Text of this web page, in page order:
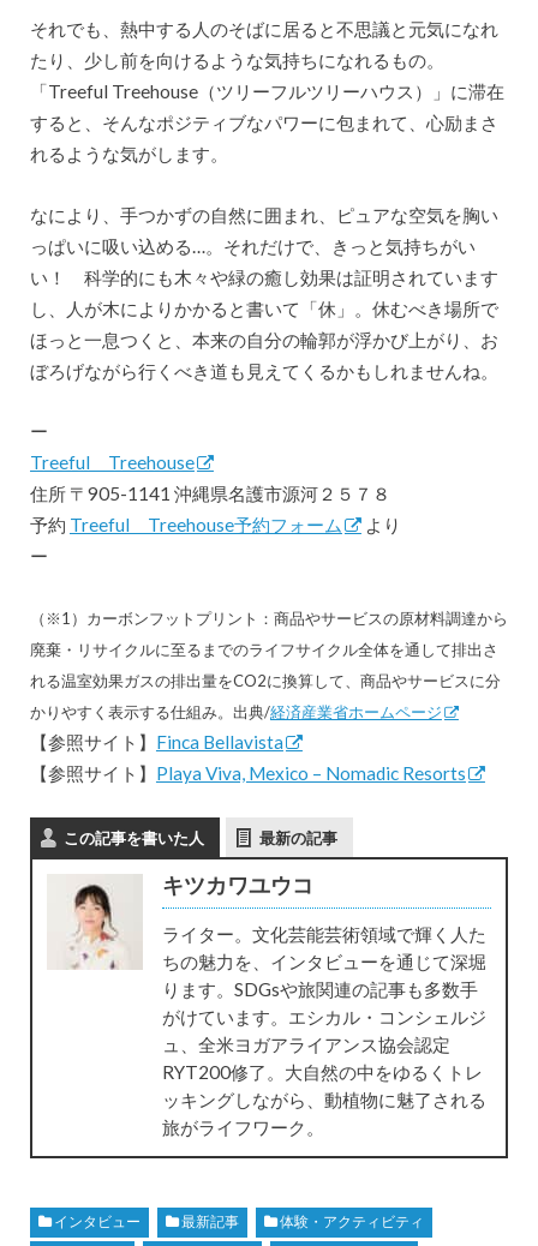
それでも、熱中する人のそばに居ると不思議と元気になれ
たり、少し前を向けるような気持ちになれるもの。
「Treeful Treehouse（ツリーフルツリーハウス）」に滞在
すると、そんなポジティブなパワーに包まれて、心励まさ
れるような気がします。
なにより、手つかずの自然に囲まれ、ピュアな空気を胸い
っぱいに吸い込める…。それだけで、きっと気持ちがい
い！ 科学的にも木々や緑の癒し効果は証明されています
し、人が木によりかかると書いて「休」。休むべき場所で
ほっと一息つくと、本来の自分の輪郭が浮かび上がり、お
ぼろげながら行くべき道も見えてくるかもしれませんね。
ー
Treeful Treehouse
住所 〒905-1141 沖縄県名護市源河２５７８
予約 Treeful Treehouse予約フォーム
より
ー
（※1）カーボンフットプリント：商品やサービスの原材料調達から
廃棄・リサイクルに至るまでのライフサイクル全体を通して排出さ
れる温室効果ガスの排出量をCO2に換算して、商品やサービスに分
かりやすく表示する仕組み。出典/経済産業省ホームページ
【参照サイト】 Finca Bellavista
【参照サイト】 Playa Viva, Mexico – Nomadic Resorts
この記事を書いた人 最新の記事
キツカワユウコ
ライター。文化芸能芸術領域で輝く人た
ちの魅力を、インタビューを通じて深堀
ります。SDGsや旅関連の記事も多数手
がけています。エシカル・コンシェルジ
ュ、全米ヨガアライアンス協会認定
RYT200修了。大自然の中をゆるくトレ
ッキングしながら、動植物に魅了される
旅がライフワーク。
インタビュー 最新記事
体験・アクティビティ